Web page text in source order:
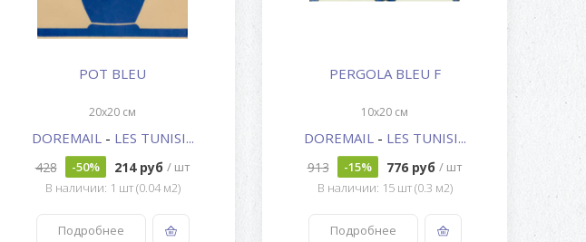
POT BLEU
20x20 см
DOREMAIL - LES TUNISI...
428 -50% 214 руб / шт
В наличии: 1 шт (0.04 м2)
Подробнее
PERGOLA BLEU F
10x20 см
DOREMAIL - LES TUNISI...
913 -15% 776 руб / шт
В наличии: 15 шт (0.3 м2)
Подробнее